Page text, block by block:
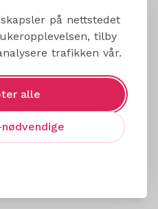
på nettstedet
tilby
trafikken vår.
alle